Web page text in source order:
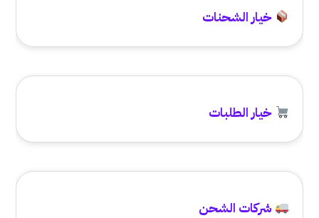
خيار الشحنات
خيار الطلبات
شركات الشحن